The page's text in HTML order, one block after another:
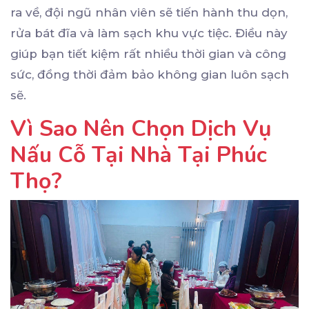
ra về, đội ngũ nhân viên sẽ tiến hành thu dọn,
rửa bát đĩa và làm sạch khu vực tiệc. Điều này
giúp bạn tiết kiệm rất nhiều thời gian và công
sức, đồng thời đảm bảo không gian luôn sạch
sẽ.
Vì Sao Nên Chọn Dịch Vụ
Nấu Cỗ Tại Nhà Tại Phúc
Thọ?